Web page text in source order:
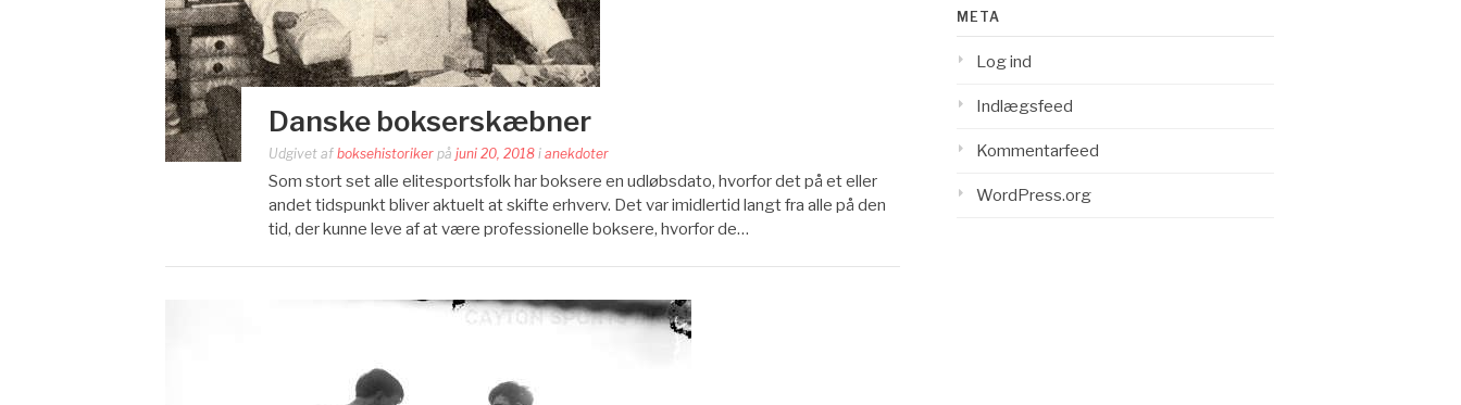
Danske bokserskæbner
Udgivet af boksehistoriker på juni 20, 2018 i anekdoter
Som stort set alle elitesportsfolk har boksere en udløbsdato, hvorfor det på et eller
andet tidspunkt bliver aktuelt at skifte erhverv. Det var imidlertid langt fra alle på den
tid, der kunne leve af at være professionelle boksere, hvorfor de…
META
Log ind
Indlægsfeed
Kommentarfeed
WordPress.org